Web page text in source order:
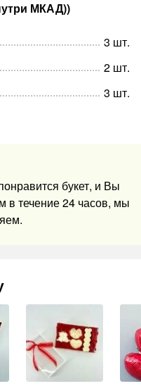
МКАД))
букет, и Вы
в течение 24 часов, мы
3 шт.
2 шт.
3 шт.